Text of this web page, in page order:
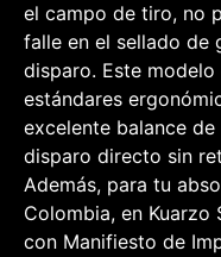
el campo de tiro, no
falle en el sellado de
disparo. Este
estándares
excelente balance
disparo directo sin
Además, para tu
Colombia, en
con Manifiesto de